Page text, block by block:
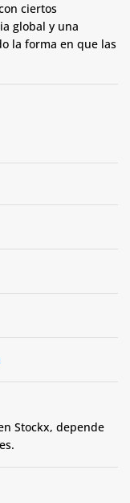
ciertos
global y una
la forma en que las
Stockx, depende